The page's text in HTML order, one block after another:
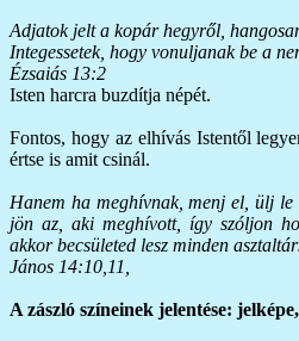
Adjatok jelt a kopár hegyről,
Integessetek, hogy vonuljanak be a
Ézsaiás 13:2
Isten harcra buzdítja népét.
Fontos, hogy az elhívás Istentől
értse is amit csinál.
Hanem ha meghívnak, menj el, ülj
jön az, aki meghívott, így szóljon
akkor becsületed lesz minden
János 14:10,11,
A zászló színeinek jelentése: jelképe,